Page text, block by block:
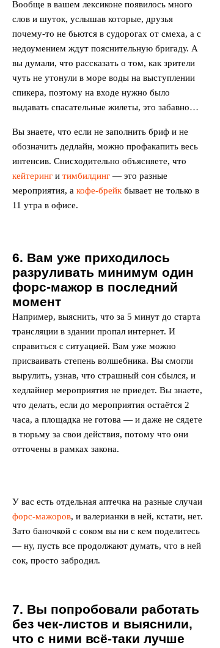
Вообще в вашем лексиконе появилось много
слов и шуток, услышав которые, друзья
почему-то не бьются в судорогах от смеха, а с
недоумением ждут пояснительную бригаду. А
вы думали, что рассказать о том, как зрители
чуть не утонули в море воды на выступлении
спикера, поэтому на входе нужно было
выдавать спасательные жилеты, это забавно…
Вы знаете, что если не заполнить бриф и не
обозначить дедлайн, можно профакапить весь
интенсив. Снисходительно объясняете, что
кейтеринг и тимбилдинг — это разные
мероприятия, а кофе-брейк бывает не только в
11 утра в офисе.
6. Вам уже приходилось
разруливать минимум один
форс-мажор в последний
момент
Например, выяснить, что за 5 минут до старта
трансляции в здании пропал интернет. И
справиться с ситуацией. Вам уже можно
присваивать степень волшебника. Вы смогли
вырулить, узнав, что страшный сон сбылся, и
хедлайнер мероприятия не приедет. Вы знаете,
что делать, если до мероприятия остаётся 2
часа, а площадка не готова — и даже не сядете
в тюрьму за свои действия, потому что они
отточены в рамках закона.
У вас есть отдельная аптечка на разные случаи
форс-мажоров, и валерианки в ней, кстати, нет.
Зато баночкой с соком вы ни с кем поделитесь
— ну, пусть все продолжают думать, что в ней
сок, просто забродил.
7. Вы попробовали работать
без чек-листов и выяснили,
что с ними всё-таки лучше